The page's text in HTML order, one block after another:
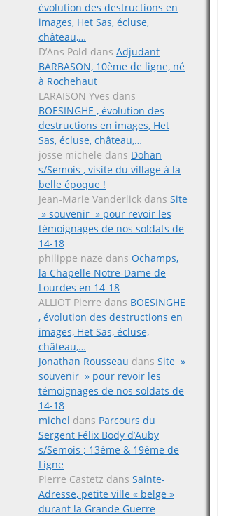
évolution des destructions en
images, Het Sas, écluse,
château,…
D’Ans Pold dans Adjudant
BARBASON, 10ème de ligne, né
à Rochehaut
LARAISON Yves dans
BOESINGHE , évolution des
destructions en images, Het
Sas, écluse, château,…
josse michele dans Dohan
s/Semois , visite du village à la
belle époque !
Jean-Marie Vanderlick dans Site
» souvenir » pour revoir les
témoignages de nos soldats de
14-18
philippe naze dans Ochamps,
la Chapelle Notre-Dame de
Lourdes en 14-18
ALLIOT Pierre dans BOESINGHE
, évolution des destructions en
images, Het Sas, écluse,
château,…
Jonathan Rousseau dans Site »
souvenir » pour revoir les
témoignages de nos soldats de
14-18
michel dans Parcours du
Sergent Félix Body d’Auby
s/Semois ; 13ème & 19ème de
Ligne
Pierre Castetz dans Sainte-
Adresse, petite ville « belge »
durant la Grande Guerre